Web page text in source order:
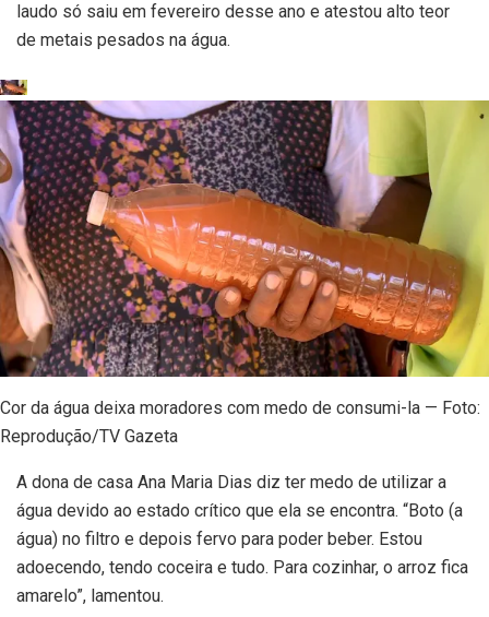
laudo só saiu em fevereiro desse ano e atestou alto teor
de metais pesados na água.
Cor da água deixa moradores com medo de consumi-la — Foto:
Reprodução/TV Gazeta
A dona de casa Ana Maria Dias diz ter medo de utilizar a
água devido ao estado crítico que ela se encontra. “Boto (a
água) no filtro e depois fervo para poder beber. Estou
adoecendo, tendo coceira e tudo. Para cozinhar, o arroz fica
amarelo”, lamentou.